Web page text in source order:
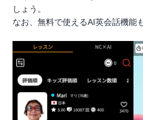
しょう。
なお、無料で使えるAI英会話機能